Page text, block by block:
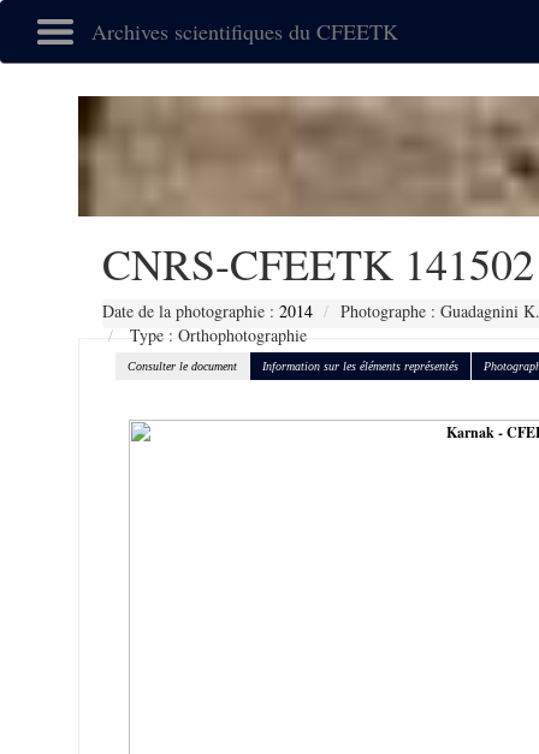
Archives scientifiques du CFEETK
CNRS-CFEETK 141502
Date de la photographie : 2014
Photographe : Guadagnini K.
Type : Orthophotographie
Consulter le document Information sur les éléments représentés